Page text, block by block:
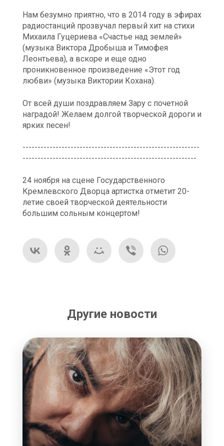
Нам безумно приятно, что в 2014 году в эфирах
радиостанций прозвучал первый хит на стихи
Михаила Гуцериева «Счастье над землей»
(музыка Виктора Дробыша и Тимофея
Леонтьева), а вскоре и еще одно
проникновенное произведение «Этот год
любви» (музыка Виктории Кохана).
От всей души поздравляем Зару с почетной
наградой! Желаем долгой творческой дороги и
ярких песен!
-----------------------------------------------------------
----------------------------------------------------------
24 ноября на сцене Государственного
Кремлевского Дворца артистка отметит 20-
летие своей творческой деятельности
большим сольным концертом!
Другие новости